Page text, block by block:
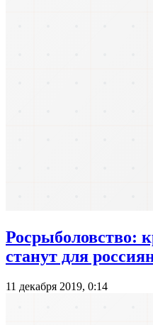
Росрыболовство:
станут для
11 декабря 2019, 0:14